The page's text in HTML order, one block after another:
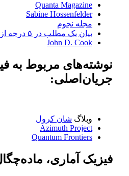
Quanta Magazine
Sabine Hossenfelder
مجله نجوم
بیان یک مطلب در ۵ درجه از سختی
John D. Cook
نوشته‌های مربوط به
جریان‌اصلی:
وبلاگ شان کرول
Azimuth Project
Quantum Frontiers
فیزیک آماری،